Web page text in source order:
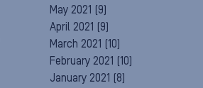
May 2021 (9)
April 2021 (9)
March 2021 (10)
February 2021 (10)
January 2021 (8)